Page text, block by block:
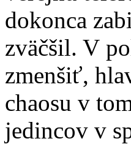
dokonca
zväčšil. V
zmenšiť,
chaosu v
jedincov v